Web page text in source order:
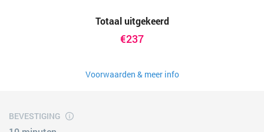
Totaal uitgekeerd
€237
Voorwaarden & meer info
BEVESTIGING